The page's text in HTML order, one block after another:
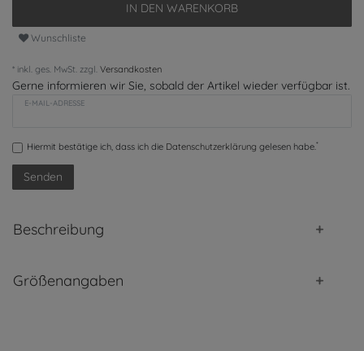
IN DEN WARENKORB
Wunschliste
* inkl. ges. MwSt. zzgl. Versandkosten
Gerne informieren wir Sie, sobald der Artikel wieder verfügbar ist.
E-MAIL-ADRESSE
Hiermit bestätige ich, dass ich die Daten­schutz­erklärung gelesen habe. *
Senden
Beschreibung
Größenangaben